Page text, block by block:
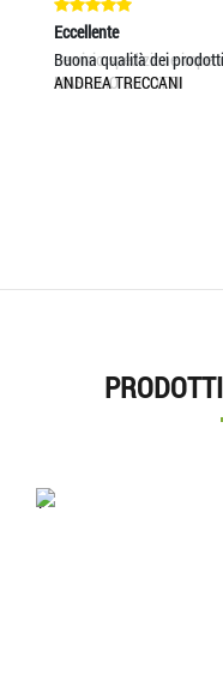
Eccellente
Servizio spedizione
MASSIMO BOCOTTI
Eccellente
Buona qualità dei prodotti
ANDREA TRECCANI
'.'